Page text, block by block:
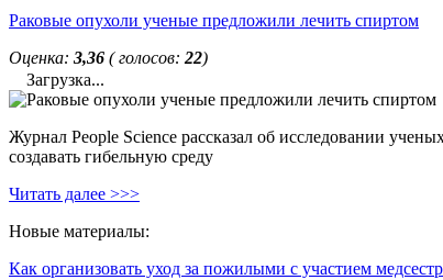
Раковые опухоли ученые предложили лечить спиртом
Оценка: 3,36 ( голосов: 22)
Загрузка...
Журнал People Science рассказал об исследовании
создавать гибельную среду
Читать далее >>>
Новые материалы:
Как организовать уход за пожилыми с участием